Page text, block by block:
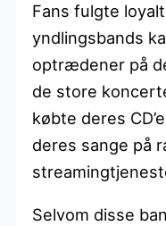
Fans fulgte
yndlingsbands
optrædener på
de store
købte deres
deres sange på
Selvom disse